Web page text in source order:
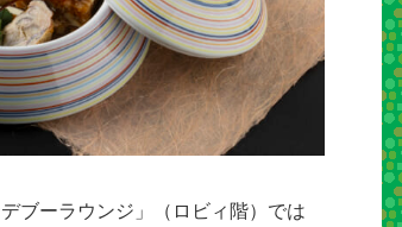
ブーラウンジ」（ロビィ階）では